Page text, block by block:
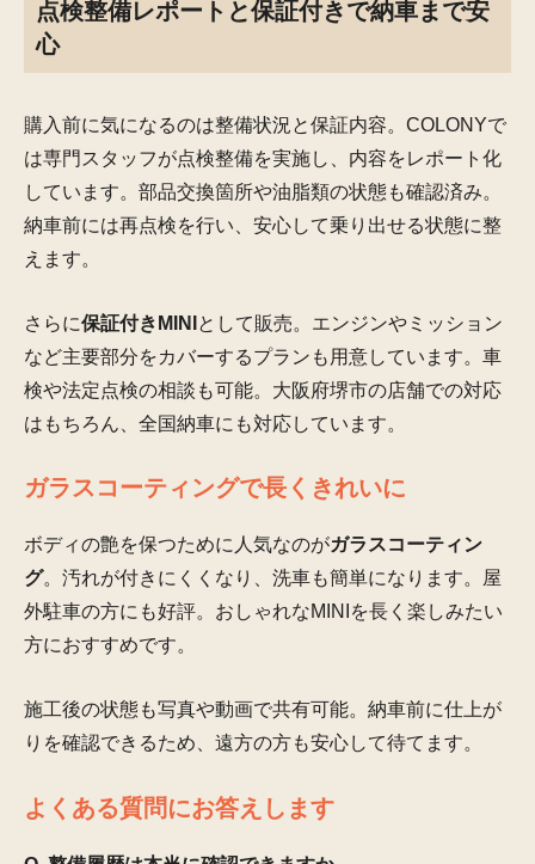
点検整備レポートと保証付きで納車まで安
心
購入前に気になるのは整備状況と保証内容。COLONYで
は専門スタッフが点検整備を実施し、内容をレポート化
しています。部品交換箇所や油脂類の状態も確認済み。
納車前には再点検を行い、安心して乗り出せる状態に整
えます。
さらに保証付きMINI として販売。エンジンやミッション
など主要部分をカバーするプランも用意しています。車
検や法定点検の相談も可能。大阪府堺市の店舗での対応
はもちろん、全国納車にも対応しています。
ガラスコーティングで長くきれいに
ボディの艶を保つために人気なのがガラスコーティン
グ。汚れが付きにくくなり、洗車も簡単になります。屋
外駐車の方にも好評。おしゃれなMINIを長く楽しみたい
方におすすめです。
施工後の状態も写真や動画で共有可能。納車前に仕上が
りを確認できるため、遠方の方も安心して待てます。
よくある質問にお答えします